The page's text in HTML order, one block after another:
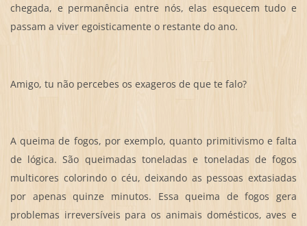
chegada, e permanência entre nós, elas esquecem tudo e
passam a viver egoisticamente o restante do ano.
Amigo, tu não percebes os exageros de que te falo?
A queima de fogos, por exemplo, quanto primitivismo e falta
de lógica. São queimadas toneladas e toneladas de fogos
multicores colorindo o céu, deixando as pessoas extasiadas
por apenas quinze minutos. Essa queima de fogos gera
problemas irreversíveis para os animais domésticos, aves e